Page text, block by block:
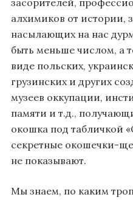
засорителей,
алхимиков от истории,
насылающих на нас
быть меньше числом, а
виде польских,
грузинских и других
музеев оккупации,
памяти и т.д.,
окошка под табличкой
секретные окошечки-
не показывают.
Мы знаем, по каким